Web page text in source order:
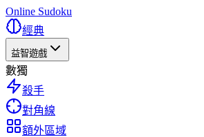
Online Sudoku
經典
益智遊戲
數獨
殺手
對角線
額外區域